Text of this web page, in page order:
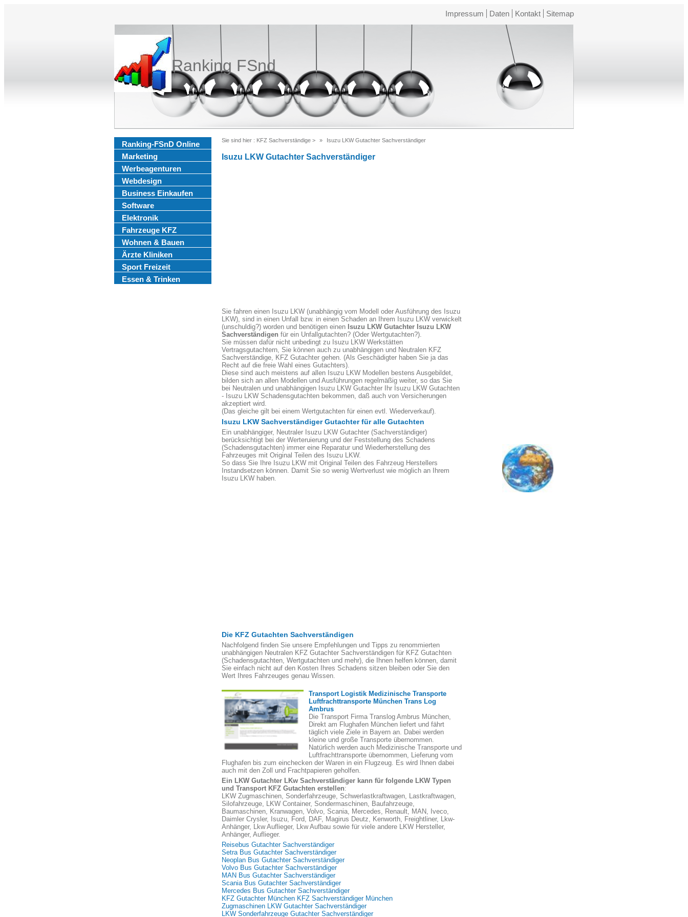
Impressum Daten Kontakt Sitemap
Ranking FSnd
Ranking-FSnD Online
Marketing
Werbeagenturen
Webdesign
Business Einkaufen
Software
Elektronik
Fahrzeuge KFZ
Wohnen & Bauen
Ärzte Kliniken
Sport Freizeit
Essen & Trinken
Sie sind hier : KFZ Sachverständige > Isuzu LKW Gutachter Sachverständiger
Isuzu LKW Gutachter Sachverständiger
Sie fahren einen Isuzu LKW (unabhängig vom Modell oder Ausführung des Isuzu
LKW), sind in einen Unfall bzw. in einen Schaden an Ihrem Isuzu LKW verwickelt
(unschuldig?) worden und benötigen einen Isuzu LKW Gutachter Isuzu LKW
Sachverständigen für ein Unfallgutachten? (Oder Wertgutachten?).
Sie müssen dafür nicht unbedingt zu Isuzu LKW Werkstätten
Vertragsgutachtern, Sie können auch zu unabhängigen und Neutralen KFZ
Sachverständige, KFZ Gutachter gehen. (Als Geschädigter haben Sie ja das
Recht auf die freie Wahl eines Gutachters).
Diese sind auch meistens auf allen Isuzu LKW Modellen bestens Ausgebildet,
bilden sich an allen Modellen und Ausführungen regelmäßig weiter, so das Sie
bei Neutralen und unabhängigen Isuzu LKW Gutachter Ihr Isuzu LKW Gutachten
- Isuzu LKW Schadensgutachten bekommen, daß auch von Versicherungen
akzeptiert wird.
(Das gleiche gilt bei einem Wertgutachten für einen evtl. Wiederverkauf).
Isuzu LKW Sachverständiger Gutachter für alle Gutachten
Ein unabhängiger, Neutraler Isuzu LKW Gutachter (Sachverständiger)
berücksichtigt bei der Werteruierung und der Feststellung des Schadens
(Schadensgutachten) immer eine Reparatur und Wiederherstellung des
Fahrzeuges mit Original Teilen des Isuzu LKW.
So dass Sie Ihre Isuzu LKW mit Original Teilen des Fahrzeug Herstellers
Instandsetzen können. Damit Sie so wenig Wertverlust wie möglich an Ihrem
Isuzu LKW haben.
Die KFZ Gutachten Sachverständigen
Nachfolgend finden Sie unsere Empfehlungen und Tipps zu renommierten
unabhängigen Neutralen KFZ Gutachter Sachverständigen für KFZ Gutachten
(Schadensgutachten, Wertgutachten und mehr), die Ihnen helfen können, damit
Sie einfach nicht auf den Kosten Ihres Schadens sitzen bleiben oder Sie den
Wert Ihres Fahrzeuges genau Wissen.
Transport Logistik Medizinische Transporte
Luftfrachttransporte München Trans Log
Ambrus
Die Transport Firma Translog Ambrus München,
Direkt am Flughafen München liefert und fährt
täglich viele Ziele in Bayern an. Dabei werden
kleine und große Transporte übernommen.
Natürlich werden auch Medizinische Transporte und
Luftfrachttransporte übernommen, Lieferung vom
Flughafen bis zum einchecken der Waren in ein Flugzeug. Es wird Ihnen dabei
auch mit den Zoll und Frachtpapieren geholfen.
Ein LKW Gutachter LKw Sachverständiger kann für folgende LKW Typen
und Transport KFZ Gutachten erstellen:
LKW Zugmaschinen, Sonderfahrzeuge, Schwerlastkraftwagen, Lastkraftwagen,
Silofahrzeuge, LKW Container, Sondermaschinen, Baufahrzeuge,
Baumaschinen, Kranwagen, Volvo, Scania, Mercedes, Renault, MAN, Iveco,
Daimler Crysler, Isuzu, Ford, DAF, Magirus Deutz, Kenworth, Freightliner, Lkw-
Anhänger, Lkw Auflieger, Lkw Aufbau sowie für viele andere LKW Hersteller,
Anhänger, Auflieger.
Reisebus Gutachter Sachverständiger
Setra Bus Gutachter Sachverständiger
Neoplan Bus Gutachter Sachverständiger
Volvo Bus Gutachter Sachverständiger
MAN Bus Gutachter Sachverständiger
Scania Bus Gutachter Sachverständiger
Mercedes Bus Gutachter Sachverständiger
KFZ Gutachter München KFZ Sachverständiger München
Zugmaschinen LKW Gutachter Sachverständiger
LKW Sonderfahrzeuge Gutachter Sachverständiger